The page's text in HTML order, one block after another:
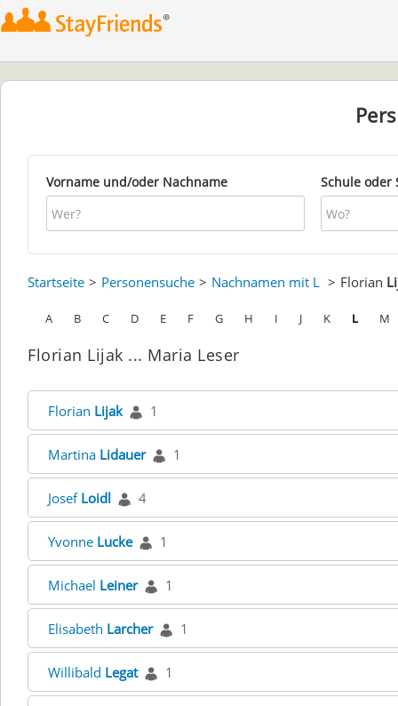
Vorname und/oder Nachname Schule oder
Startseite Personensuche Nachnamen mit L Florian
A B C D E F G H I J K L M
Florian Lijak ... Maria Leser
Florian Lijak 1
Martina Lidauer 1
Josef Loidl 4
Yvonne Lucke 1
Michael Leiner 1
Elisabeth Larcher 1
Willibald Legat 1